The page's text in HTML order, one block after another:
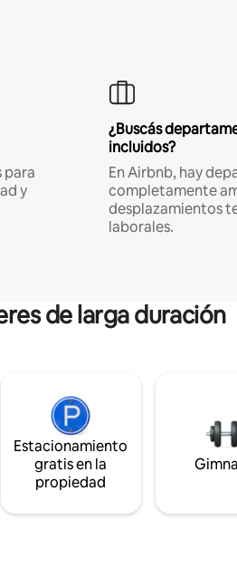
para
y
¿Buscás
incluidos?
En Airbnb, hay
completamente
desplazamientos
laborales.
de larga duración
Estacionamiento
gratis en la
propiedad